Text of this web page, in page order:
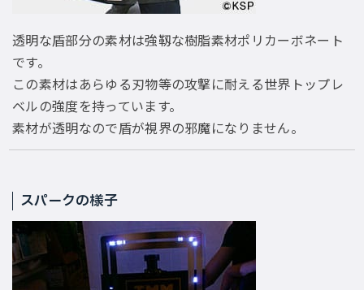
透明な盾部分の素材は強靱な樹脂素材ポリカーボネート
です。
この素材はあらゆる刃物等の攻撃に耐える世界トップレ
ベルの強度を持っています。
素材が透明なので盾が視界の邪魔になりません。
スパークの様子